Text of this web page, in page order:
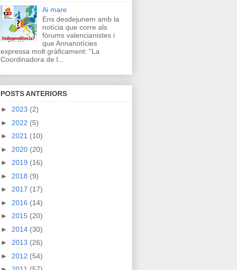
Ai mare
Ens desdejunem amb la
notícia que corre als
fòrums valencianistes i
que Annanotícies
expressa molt gràficament: "La
Coordinadora de l...
POSTS ANTERIORS
► 2023 (2)
► 2022 (5)
► 2021 (10)
► 2020 (20)
► 2019 (16)
► 2018 (9)
► 2017 (17)
► 2016 (14)
► 2015 (20)
► 2014 (30)
► 2013 (26)
► 2012 (54)